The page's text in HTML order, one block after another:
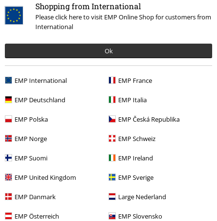
Shopping from International
Please click here to visit EMP Online Shop for customers from
International
Ok
EMP International EMP France
EMP Deutschland EMP Italia
EMP Polska EMP Česká Republika
EMP Norge EMP Schweiz
EMP Suomi EMP Ireland
EMP United Kingdom EMP Sverige
EMP Danmark Large Nederland
EMP Österreich EMP Slovensko
Enviar comentario
Mola, pero ojo con el tallaje
El diseño mola mucho, pero la calidad está por ver.
pecho me está justita.
Calidad
Diseño
Ajuste
Demasiado estrecho
Perfecto
Demasiado ancho
Longitud
¿Te ha sido útil esta opinión?